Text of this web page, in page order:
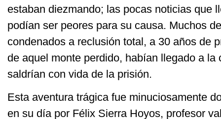
estaban diezmando; las pocas noticias que
podían ser peores para su causa. Muchos
condenados a reclusión total, a 30 años de
de aquel monte perdido, habían llegado a la
saldrían con vida de la prisión.
Esta aventura trágica fue minuciosamente
en su día por Félix Sierra Hoyos, profesor